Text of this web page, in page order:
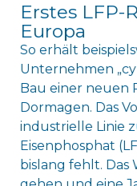
Erstes LFP-
Europa
So erhält
Unternehmen
Bau einer neuen
Dormagen. Das
industrielle Linie
Eisenphosphat
bislang fehlt. Das